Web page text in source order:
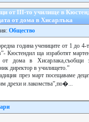
от ІІІ-то училище в
от дома в Хисарлъка
Общество
година учениците от 1 до
Кюстендил ща изработят
от дома в Хисарлака,съобщи
директор в училището.”
през март посещаваме
дрехи и лакомства”,по�...